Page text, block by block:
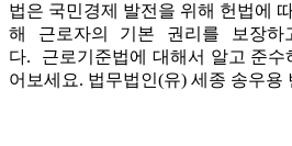
법은 국민경제 발전을 위해 헌법에
해 근로자의 기본 권리를 보장하
다. 근로기준법에 대해서 알고 준수
어보세요. 법무법인(유) 세종 송우용